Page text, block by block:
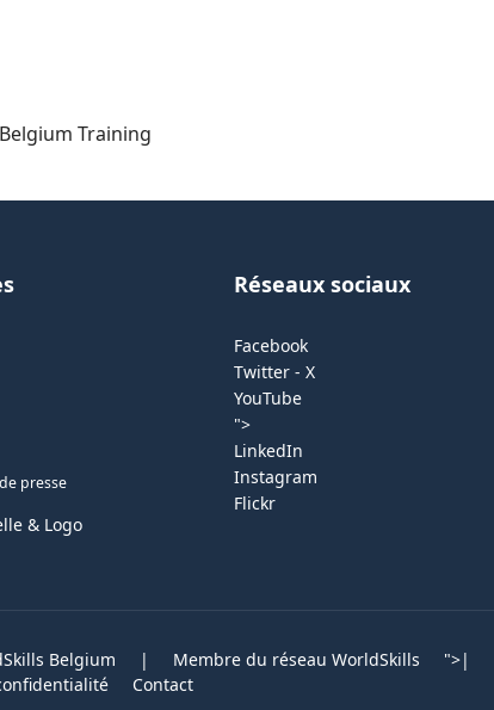
Training
presse
& Logo
Réseaux sociaux
Facebook
Twitter - X
YouTube
">
LinkedIn
Instagram
Flickr
Belgium | Membre du réseau WorldSkills ">|
Contact